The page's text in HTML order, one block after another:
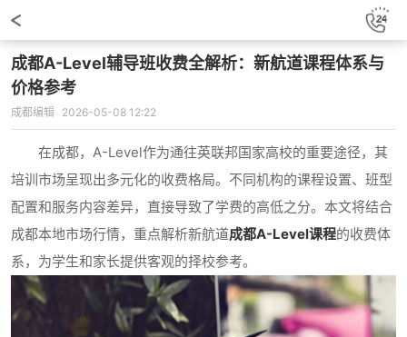
成都A-Level辅导班收费全解析：新航道课程体系与
价格参考
成都编辑 2026-05-08 12:22
在成都，A-Level作为通往英联邦国家高校的重要途径，其
培训市场呈现出多元化的收费格局。不同机构的课程设置、班型
配置和服务内容差异，直接导致了学费的高低之分。本文将结合
成都本地市场行情，重点解析新航道成都A-Level课程的收费体
系，为学生和家长提供客观的择校参考。